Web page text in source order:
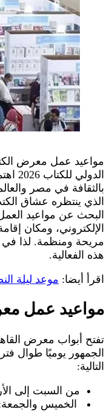
بالثقافة في مصر
الذي ينتظره عشاق
البحث عن مواعيد
الإلكتروني، ومكان
مريحة ومنظمة. لذا في
هذه الفعالية.
اقرأ أيضا: موعد ليلة
مواعيد عمل
الجمهور يوميًا طوال
التالية:
من السبت إلى الأربعاء: من 10
الخميس والجمعة: من 10 صباحًا